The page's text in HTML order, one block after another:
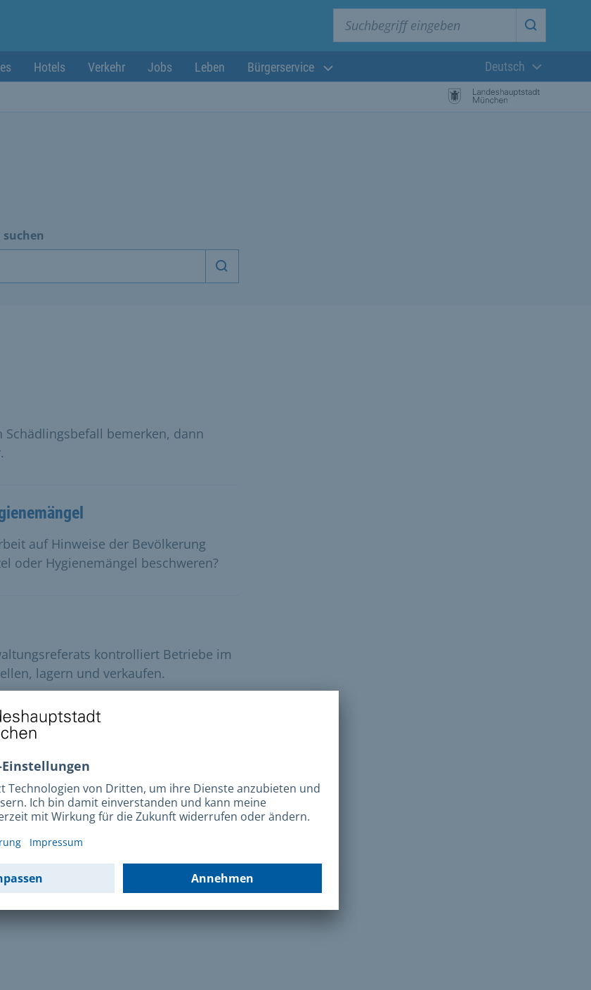
Suche
Hotels Verkehr Jobs Leben Bürgerservice
Aktuelle
Deutsch
Dienstleistungssuche Starten
bemerken, dann
auf Hinweise der Bevölkerung
oder Hygienemängel beschweren?
kontrolliert Betriebe im
lagern und verkaufen.
Bezirksinspektion